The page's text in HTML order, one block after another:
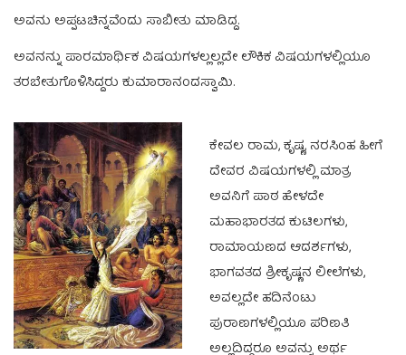
ಅವನು ಅಪ್ಪಟಚಿನ್ನವೆಂದು ಸಾಬೀತು ಮಾಡಿದ್ದ.
ಅವನನ್ನು ಪಾರಮಾರ್ಥಿಕ ವಿಷಯಗಳಲ್ಲಲ್ಲದೇ ಲೌಕಿಕ ವಿಷಯಗಳಲ್ಲಿಯೂ
ತರಬೇತುಗೊಳಿಸಿದ್ದರು ಕುಮಾರಾನಂದಸ್ವಾಮಿ.
ಕೇವಲ ರಾಮ, ಕೃಷ್ಣ, ನರಸಿಂಹ ಹೀಗೆ
ದೇವರ ವಿಷಯಗಳಲ್ಲಿ ಮಾತ್ರ
ಅವನಿಗೆ ಪಾಠ ಹೇಳದೇ
ಮಹಾಭಾರತದ ಕುಟಿಲಗಳು,
ರಾಮಾಯಣದ ಆದರ್ಶಗಳು,
ಭಾಗವತದ ಶ್ರೀಕೃಷ್ಣನ ಲೀಲೆಗಳು,
ಅವಲ್ಲದೇ ಹದಿನೆಂಟು
ಪುರಾಣಗಳಲ್ಲಿಯೂ ಪರಿಣತಿ
ಅಲ್ಲದಿದ್ದರೂ ಅವನ್ನು ಅರ್ಥ